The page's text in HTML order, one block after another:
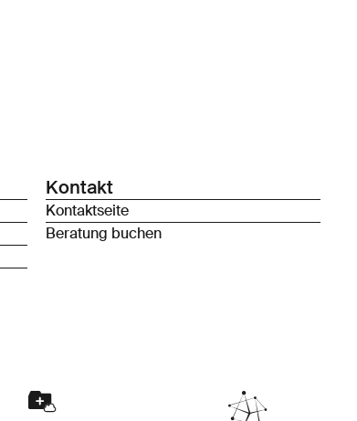
Kontakt
Kontaktseite
Beratung buchen